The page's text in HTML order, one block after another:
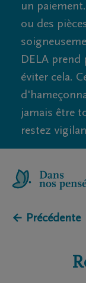
un
ou des
DELA prend
éviter cela.
jamais être
restez
← Précédente